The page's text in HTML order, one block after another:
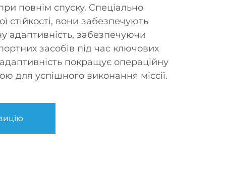
повнім спуску. Спеціально
стійкості, вони забезпечують
адаптивність, забезпечуючи
засобів під час ключових
адаптивність покращує операційну
для успішного виконання міссії.